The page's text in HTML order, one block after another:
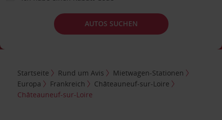
AUTOS SUCHEN
Startseite Rund um Avis
Mietwagen-Stationen
Europa
Frankreich
Châteauneuf-sur-Loire
Châteauneuf-sur-Loire